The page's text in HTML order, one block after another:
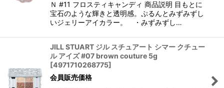
Ｎ #11 フロスティキャンディ 商品説明 目もとに
宝石のような輝きと透明感。ぷるんとみずみずし
いジェリーアイカラー。 ・みずみずし…
JILL STUART ジル スチュアート シマー クチュー
ル アイズ #07 brown couture 5g
[4971710268775]
会員販売価格